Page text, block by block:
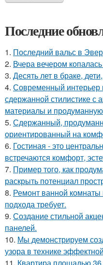
Последние
1. Последний вальс в
2. Вчера вечером
3. Десять лет в браке,
4. Современный интерьер
сдержанной стилистике с
материалы и
5. Сдержанный,
ориентированный на
6. Гостиная - это
встречаются комфорт,
7. Пример того, как
раскрыть потенциал
8. Ремонт ванной комнаты
подхода требует.
9. Создание стильной
панелей.
10. Мы демонстрируем
узора в технике
11. Квартира площадью